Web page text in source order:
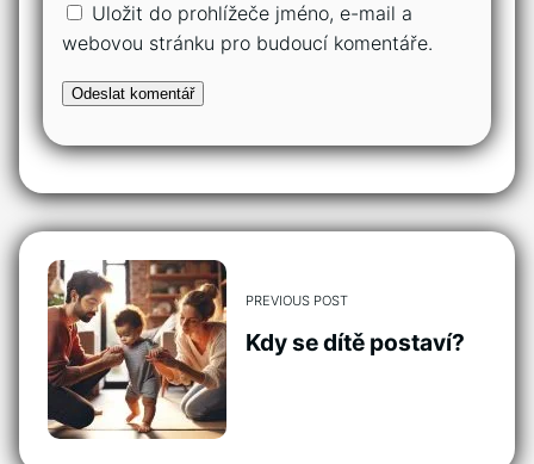
Uložit do prohlížeče jméno, e-mail a
webovou stránku pro budoucí komentáře.
PREVIOUS POST
Kdy se dítě postaví?